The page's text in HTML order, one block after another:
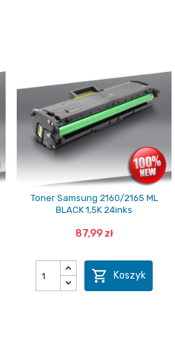
Toner Samsung 2160/2165 ML
BLACK 1,5K 24inks
87,99 zł
 Koszyk